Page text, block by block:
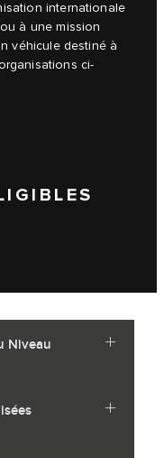
internationale
à une mission
véhicule destiné à
ci-
Niveau